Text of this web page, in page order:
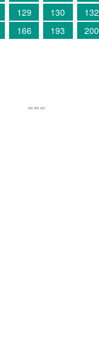
129 130 132
166 193 200